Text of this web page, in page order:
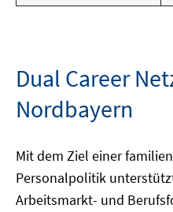
Dual Career
Nordbayern
Mit dem Ziel einer
Personalpolitik
Arbeitsmarkt- und